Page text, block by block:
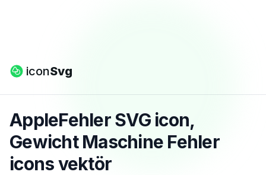
iconSvg
AppleFehler SVG icon,
Gewicht Maschine Fehler
icons vektör